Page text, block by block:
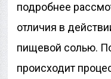
подробнее
отличия в
пищевой солью.
происходит